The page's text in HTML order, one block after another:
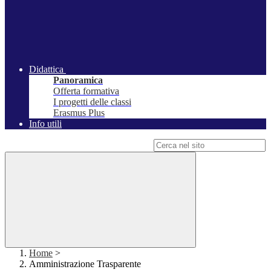
Didattica
Panoramica
Offerta formativa
I progetti delle classi
Erasmus Plus
Info utili
Home >
Amministrazione Trasparente